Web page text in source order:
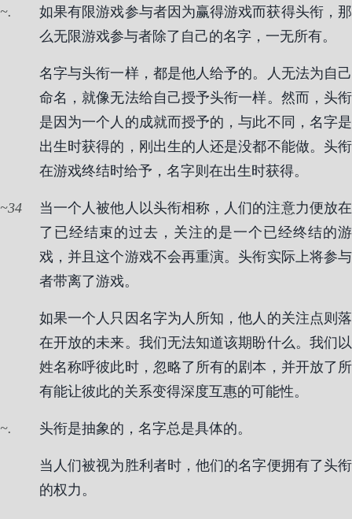
.
如果有限游戏参与者因为赢得游戏而获得头衔，那
么无限游戏参与者除了自己的名字，一无所有。
名字与头衔一样，都是他人给予的。人无法为自己
命名，就像无法给自己授予头衔一样。然而，头衔
是因为一个人的成就而授予的，与此不同，名字是
出生时获得的，刚出生的人还是没都不能做。头衔
在游戏终结时给予，名字则在出生时获得。
34
当一个人被他人以头衔相称，人们的注意力便放在
了已经结束的过去，关注的是一个已经终结的游
戏，并且这个游戏不会再重演。头衔实际上将参与
者带离了游戏。
如果一个人只因名字为人所知，他人的关注点则落
在开放的未来。我们无法知道该期盼什么。我们以
姓名称呼彼此时，忽略了所有的剧本，并开放了所
有能让彼此的关系变得深度互惠的可能性。
. 头衔是抽象的，名字总是具体的。
当人们被视为胜利者时，他们的名字便拥有了头衔
的权力。